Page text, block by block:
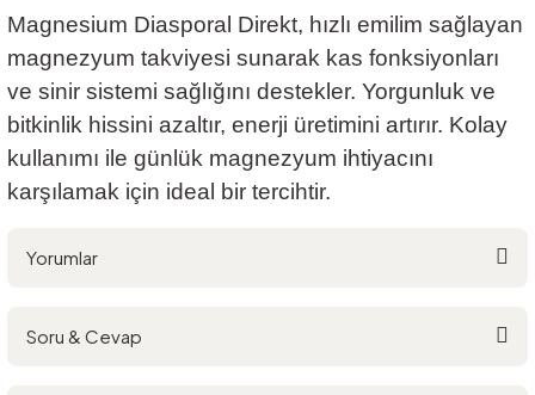
Magnesium Diasporal Direkt, hızlı emilim sağlayan
magnezyum takviyesi sunarak kas fonksiyonları
ve sinir sistemi sağlığını destekler. Yorgunluk ve
bitkinlik hissini azaltır, enerji üretimini artırır. Kolay
kullanımı ile günlük magnezyum ihtiyacını
karşılamak için ideal bir tercihtir.
Yorumlar
Soru & Cevap